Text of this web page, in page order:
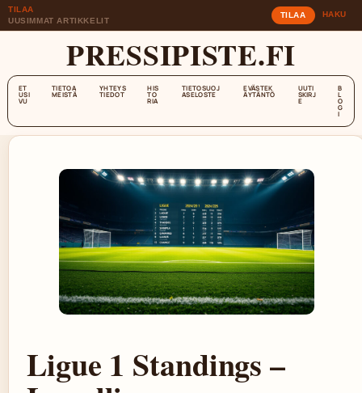
TILAA
UUSIMMAT ARTIKKELIT
TILAA HAKU
PRESSIPISTE.FI
ET
USI
VU
TIETOA
MEISTÄ
YHTEYS
TIEDOT
HIS
TO
RIA
TIETOSUOJ
ASELOSTE
EVÄSTEK
ÄYTÄNTÖ
UUTI
SKIRJ
E
B
L
O
G
I
Ligue 1 Standings –